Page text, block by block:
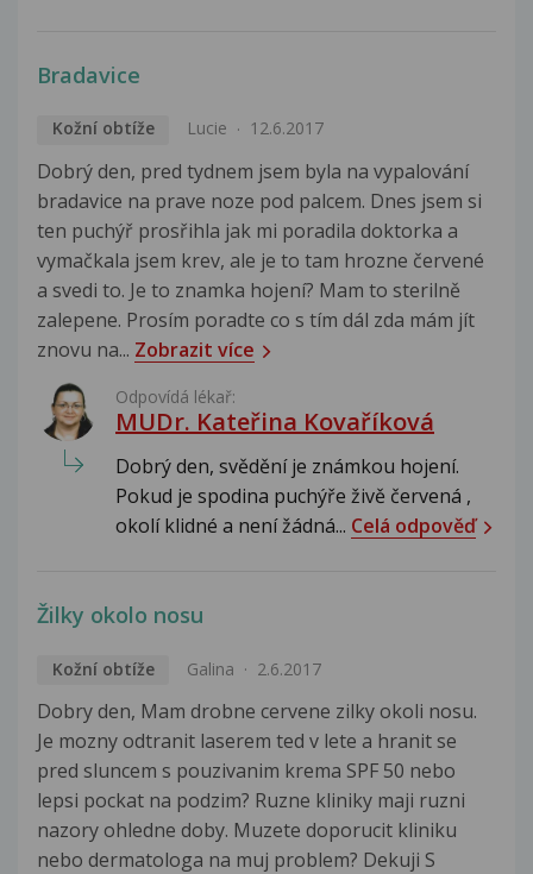
Bradavice
Kožní obtíže Lucie 12.6.2017
Dobrý den, pred tydnem jsem byla na vypalování
bradavice na prave noze pod palcem. Dnes jsem si
ten puchýř prosřihla jak mi poradila doktorka a
vymačkala jsem krev, ale je to tam hrozne červené
a svedi to. Je to znamka hojení? Mam to sterilně
zalepene. Prosím poradte co s tím dál zda mám jít
znovu na... Zobrazit více
Odpovídá lékař:
MUDr. Kateřina Kovaříková
Dobrý den, svědění je známkou hojení.
Pokud je spodina puchýře živě červená ,
okolí klidné a není žádná... Celá odpověď
Žilky okolo nosu
Kožní obtíže Galina 2.6.2017
Dobry den, Mam drobne cervene zilky okoli nosu.
Je mozny odtranit laserem ted v lete a hranit se
pred sluncem s pouzivanim krema SPF 50 nebo
lepsi pockat na podzim? Ruzne kliniky maji ruzni
nazory ohledne doby. Muzete doporucit kliniku
nebo dermatologa na muj problem? Dekuji S